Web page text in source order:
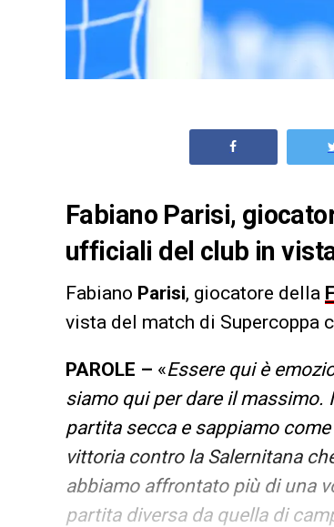
Fabiano Parisi,
ufficiali del club in
Fabiano Parisi, giocatore della
vista del match di Supercoppa
PAROLE – «Essere qui è
siamo qui per dare il
partita secca e sappiamo
vittoria contro la Salernitana
abbiamo affrontato più di una
partita diversa da quella di